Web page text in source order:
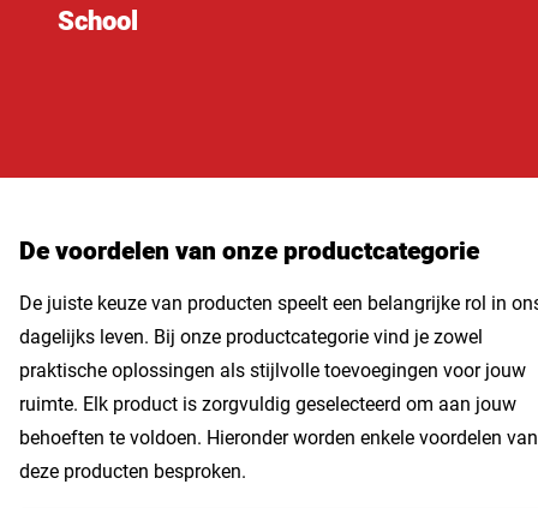
School
De voordelen van onze productcategorie
De juiste keuze van producten speelt een belangrijke rol in
dagelijks leven. Bij onze productcategorie vind je zowel
praktische oplossingen als stijlvolle toevoegingen voor jouw
ruimte. Elk product is zorgvuldig geselecteerd om aan jouw
behoeften te voldoen. Hieronder worden enkele voordelen van
deze producten besproken.